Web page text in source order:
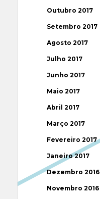
Outubro 2017
Setembro 2017
Agosto 2017
Julho 2017
Junho 2017
Maio 2017
Abril 2017
Março 2017
Fevereiro 2017
Janeiro 2017
Dezembro 2016
Novembro 2016